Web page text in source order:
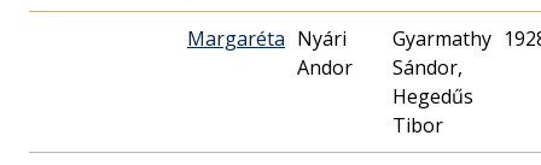
Margaréta Nyári
Andor
Gyarmathy
Sándor,
Hegedűs
Tibor